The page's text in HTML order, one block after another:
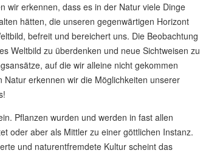
wir erkennen, dass es in der Natur viele Dinge
hätten, die unseren gegenwärtigen Horizont
befreit und bereichert uns. Die Beobachtung
Weltbild zu überdenken und neue Sichtweisen zu
auf die wir alleine nicht gekommen
erkennen wir die Möglichkeiten unserer
Pflanzen wurden und werden in fast allen
oder aber als Mittler zu einer göttlichen Instanz.
und naturentfremdete Kultur scheint das